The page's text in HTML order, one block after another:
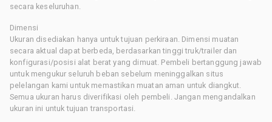
secara keseluruhan.
Dimensi
Ukuran disediakan hanya untuk tujuan perkiraan. Dimensi muatan
secara aktual dapat berbeda, berdasarkan tinggi truk/trailer dan
konfigurasi/posisi alat berat yang dimuat. Pembeli bertanggung jawab
untuk mengukur seluruh beban sebelum meninggalkan situs
pelelangan kami untuk memastikan muatan aman untuk diangkut.
Semua ukuran harus diverifikasi oleh pembeli. Jangan mengandalkan
ukuran ini untuk tujuan transportasi.